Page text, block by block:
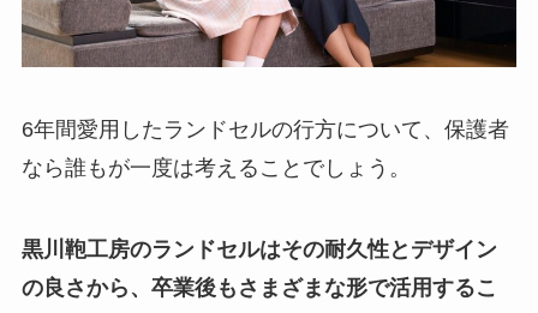
6年間愛用したランドセルの行方について、保護者
なら誰もが一度は考えることでしょう。
黒川鞄工房のランドセルはその耐久性とデザイン
の良さから、卒業後もさまざまな形で活用するこ